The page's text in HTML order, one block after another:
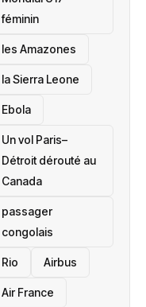
féminin
les Amazones
la Sierra Leone
‎Ebola
Un vol Paris–
Détroit dérouté au
Canada
passager
congolais
Rio Airbus
Air France